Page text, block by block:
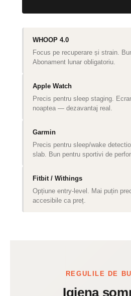
WHOOP 4.0
Focus pe recuperare și strain.
Abonament lunar obligatoriu.
Apple Watch
Precis pentru sleep staging.
noaptea — dezavantaj real.
Garmin
Precis pentru sleep/wake
slab. Bun pentru sportivi de
Fitbit / Withings
Opțiune entry-level. Mai puțin
accesibile ca preț.
REGULILE DE
Igiena